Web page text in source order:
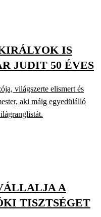
IS
JUDIT 50 ÉVES
világszerte elismert és
aki máig egyedülálló
A
TISZTSÉGET